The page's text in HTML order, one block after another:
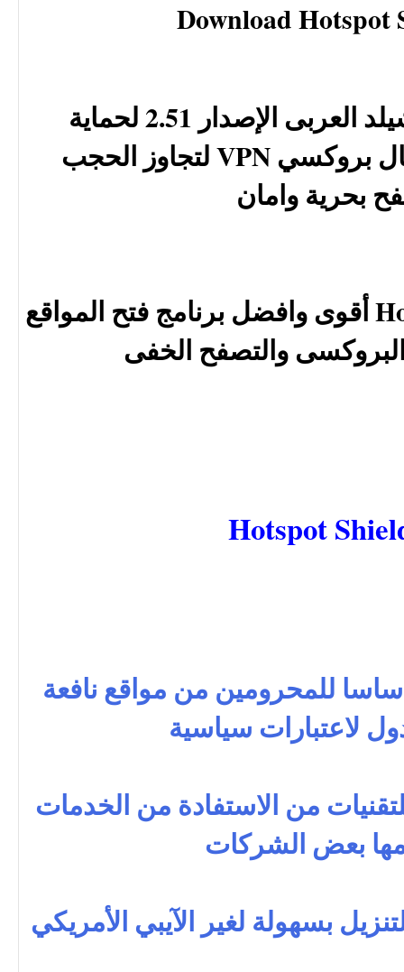
Download Hotspot
تحميل هوت سبوت شيلد العربى الإصدار 2.51 لحماية
الخصوصية وعمل اتصال بروكسي VPN لتجاوز الحجب
بحرية وامان
تحميل Hotspot Shield 2.52 أقوى وافضل برنامج فتح المواقع
والتصفح الخفى
Hotspot
للمحرومين من مواقع نافعة
لاعتبارات سياسية
من الاستفادة من الخدمات
بعض الشركات
بسهولة لغير الآيبي الأمريكي